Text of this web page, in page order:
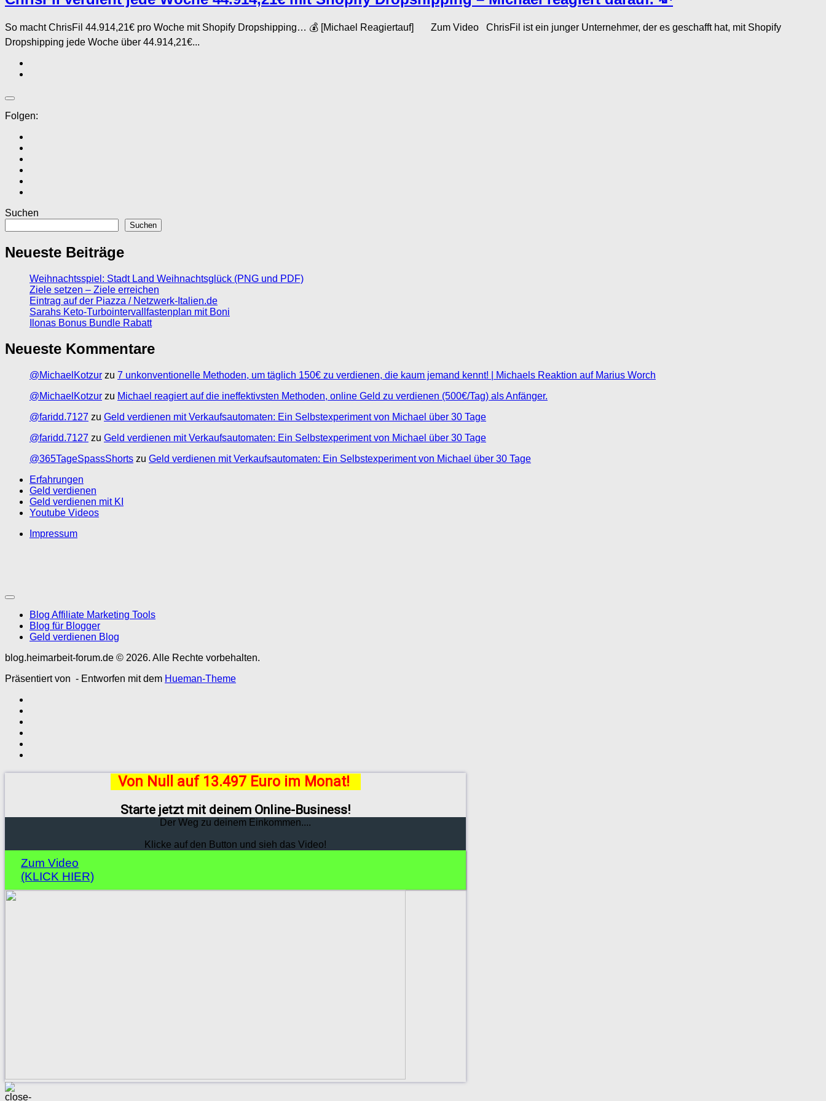
So macht ChrisFil 44.914,21€ pro Woche mit Shopify Dropshipping… 💰 [Michael Reagiertauf] Zum Video ChrisFil ist ein junger Unternehmer, der es geschafft hat, mit Shopify
Dropshipping jede Woche über 44.914,21€...
Folgen:
Suchen
Suchen
Neueste Beiträge
Weihnachtsspiel: Stadt Land Weihnachtsglück (PNG und PDF)
Ziele setzen – Ziele erreichen
Eintrag auf der Piazza / Netzwerk-Italien.de
Sarahs Keto-Turbointervallfastenplan mit Boni
Ilonas Bonus Bundle Rabatt
Neueste Kommentare
@MichaelKotzur zu 7 unkonventionelle Methoden, um täglich 150€ zu verdienen, die kaum jemand kennt! | Michaels Reaktion auf Marius Worch
@MichaelKotzur zu Michael reagiert auf die ineffektivsten Methoden, online Geld zu verdienen (500€/Tag) als Anfänger.
@faridd.7127 zu Geld verdienen mit Verkaufsautomaten: Ein Selbstexperiment von Michael über 30 Tage
@faridd.7127 zu Geld verdienen mit Verkaufsautomaten: Ein Selbstexperiment von Michael über 30 Tage
@365TageSpassShorts zu Geld verdienen mit Verkaufsautomaten: Ein Selbstexperiment von Michael über 30 Tage
Erfahrungen
Geld verdienen
Geld verdienen mit KI
Youtube Videos
Impressum
Blog Affiliate Marketing Tools
Blog für Blogger
Geld verdienen Blog
blog.heimarbeit-forum.de © 2026. Alle Rechte vorbehalten.
Präsentiert von - Entworfen mit dem Hueman-Theme
Von Null auf 13.497 Euro im Monat!
Starte jetzt mit deinem Online-Business!
Der Weg zu deinem Einkommen....
Klicke auf den Button und sieh das Video!
Zum Video
(KLICK HIER)